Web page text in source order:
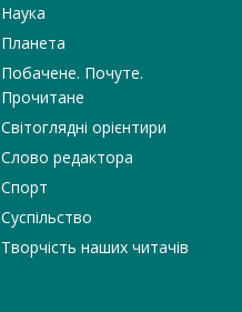
Наука
Планета
Побачене. Почуте.
Прочитане
Світоглядні орієнтири
Слово редактора
Спорт
Суспільство
Творчість наших читачів